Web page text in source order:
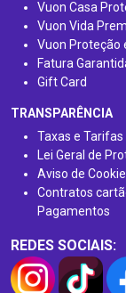
Vuon Casa
Vuon Vida
Vuon Proteção
Fatura
Gift Card
TRANSPARÊNCIA
Taxas e Tarifas
Lei Geral de
Aviso de
Contratos
Pagamentos
REDES SOCIAIS: